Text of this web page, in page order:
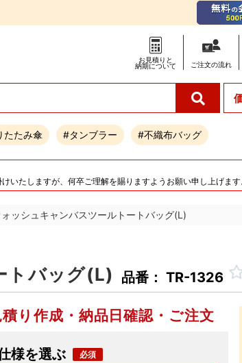
お見積りと
納期について
ご注文の流れ
たたみ傘 #タンブラー #不織布バッグ
いたしますが、何卒ご理解を賜りますようお願い申し上げま
ッシュキャンバスツールトートバッグ(L)
トバッグ(L) 品番： TR-1326
り作成・納品日確認・ご注文
様を選ぶ